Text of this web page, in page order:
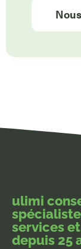
ulimi
services
depuis 25